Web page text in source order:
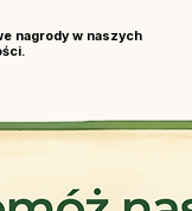
nagrody w naszych